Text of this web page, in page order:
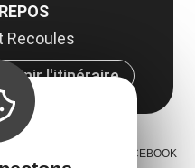
Recoules
l'itinéraire
FACEBOOK